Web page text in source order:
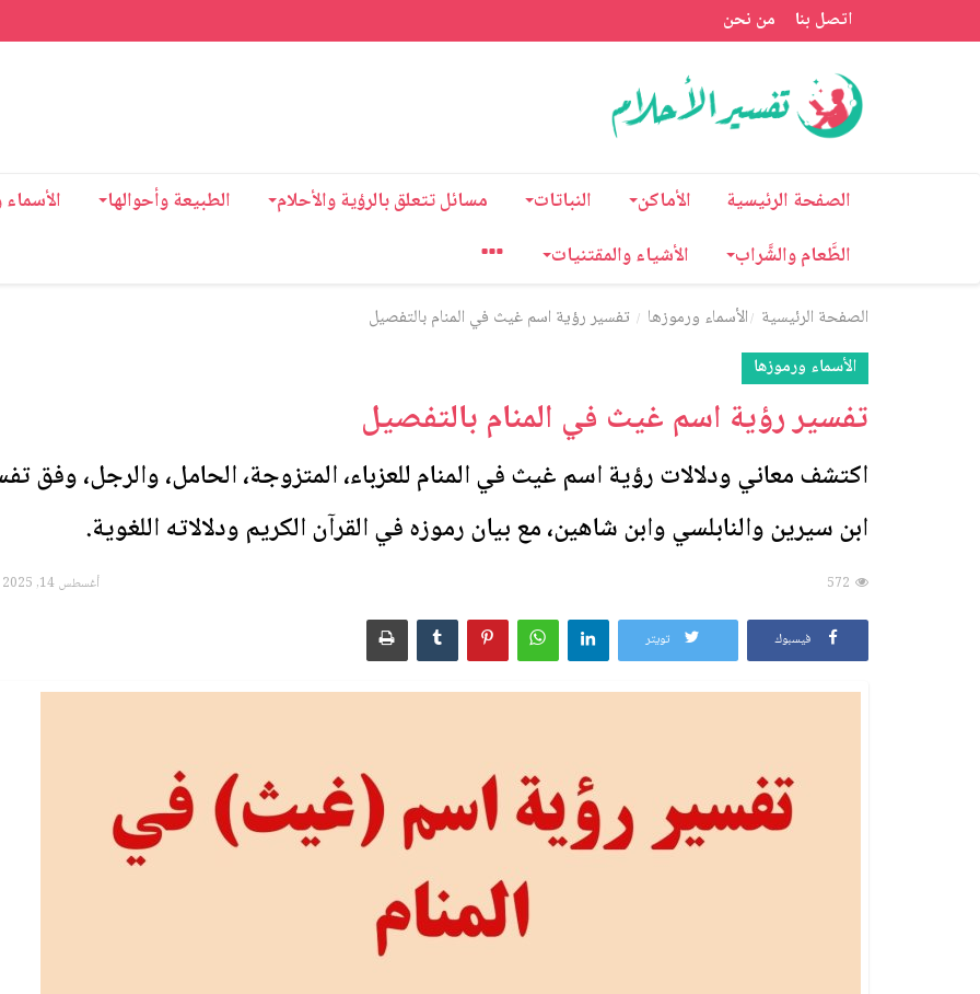
اتصل بنا من نحن
الصفحة الرئيسية الأماكن النباتات مسائل تتعلق بالرؤية والأحلام الطبيعة وأحوالها
الطَّعام والشَّراب
الأشياء والمقتنيات
الصفحة الرئيسية الأسماء ورموزها
تفسير رؤية اسم غيث في المنام بالتفصيل
الأسماء ورموزها
تفسير رؤية اسم غيث في المنام بالتفصيل
اكتشف معاني ودلالات رؤية اسم غيث في المنام للعزباء، المتزوجة، الحامل، والرجل، وفق
ابن سيرين والنابلسي وابن شاهين، مع بيان رموزه في القرآن الكريم ودلالاته اللغوية.
أغسطس 14, 2025 - 15:19 572
فيسبوك تويتر